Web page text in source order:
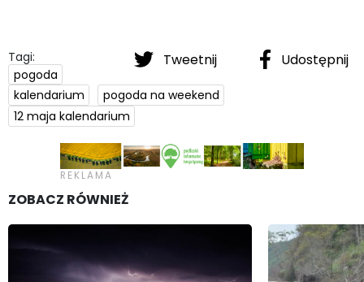
Tweetnij Udostępnij
Tagi:
pogoda
kalendarium
pogoda na weekend
12 maja kalendarium
ZOBACZ RÓWNIEŻ